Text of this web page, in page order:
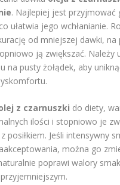
. Najlepiej jest przyjmować
ułatwia jego wchłanianie.
od mniejszej dawki, na
ją zwiększać. Należy
na pusty żołądek, aby
z czarnuszki do diety,
ilości i stopniowo je
posiłkiem. Jeśli intensywny
można go
poprawi walory